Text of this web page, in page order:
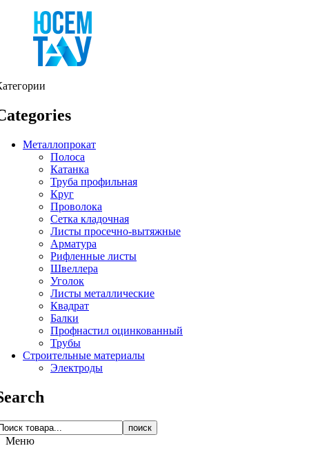
Металлопрокат
Полоса
Катанка
Труба профильная
Круг
Проволока
Сетка кладочная
Листы просечно-вытяжные
Арматура
Рифленные листы
Швеллера
Уголок
Листы металлические
Квадрат
Балки
Профнастил оцинкованный
Трубы
Строительные материалы
Электроды
поиск
Меню